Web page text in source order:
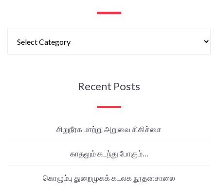
Recent Posts
சிறுநீரக மாற்று அறுவை சிகிச்சை
காதலும் கடந்து போகும்…
கொழும்பு துறைமுகக் கடலக நூதனசாலை